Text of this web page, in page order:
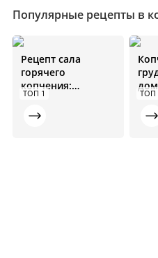
Популярные рецепты в
ТОП 1
Рецепт сала
горячего
копчения:
инструкция для
новичков
ТОП